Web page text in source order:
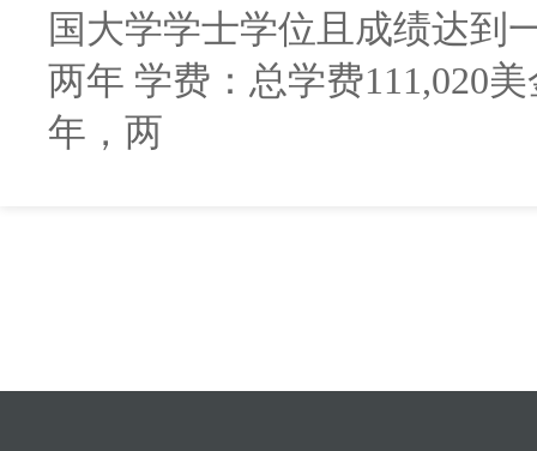
国大学学士学位且成绩达到
两年 学费：总学费111,020
年，两